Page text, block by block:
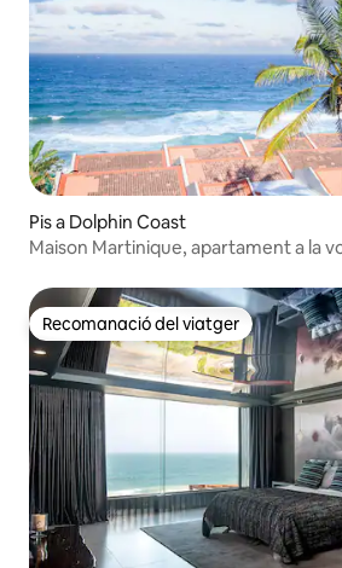
Pis a Dolphin Coast
Maison Martinique, apartament a la
Recomanació del viatger
Recomanació del viatger